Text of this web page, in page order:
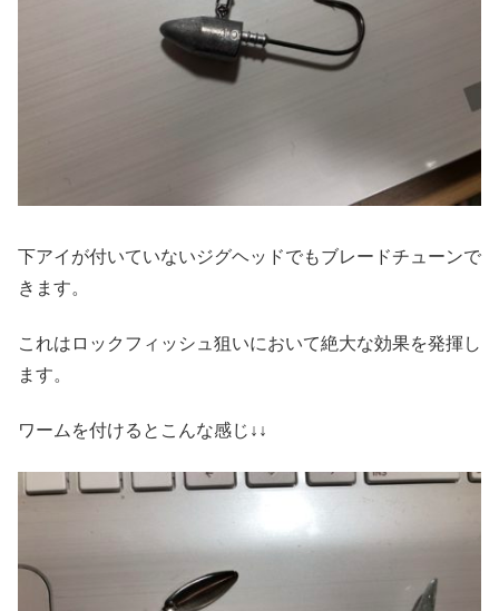
下アイが付いていないジグヘッドでもブレードチューンで
きます。
これはロックフィッシュ狙いにおいて絶大な効果を発揮し
ます。
ワームを付けるとこんな感じ↓↓